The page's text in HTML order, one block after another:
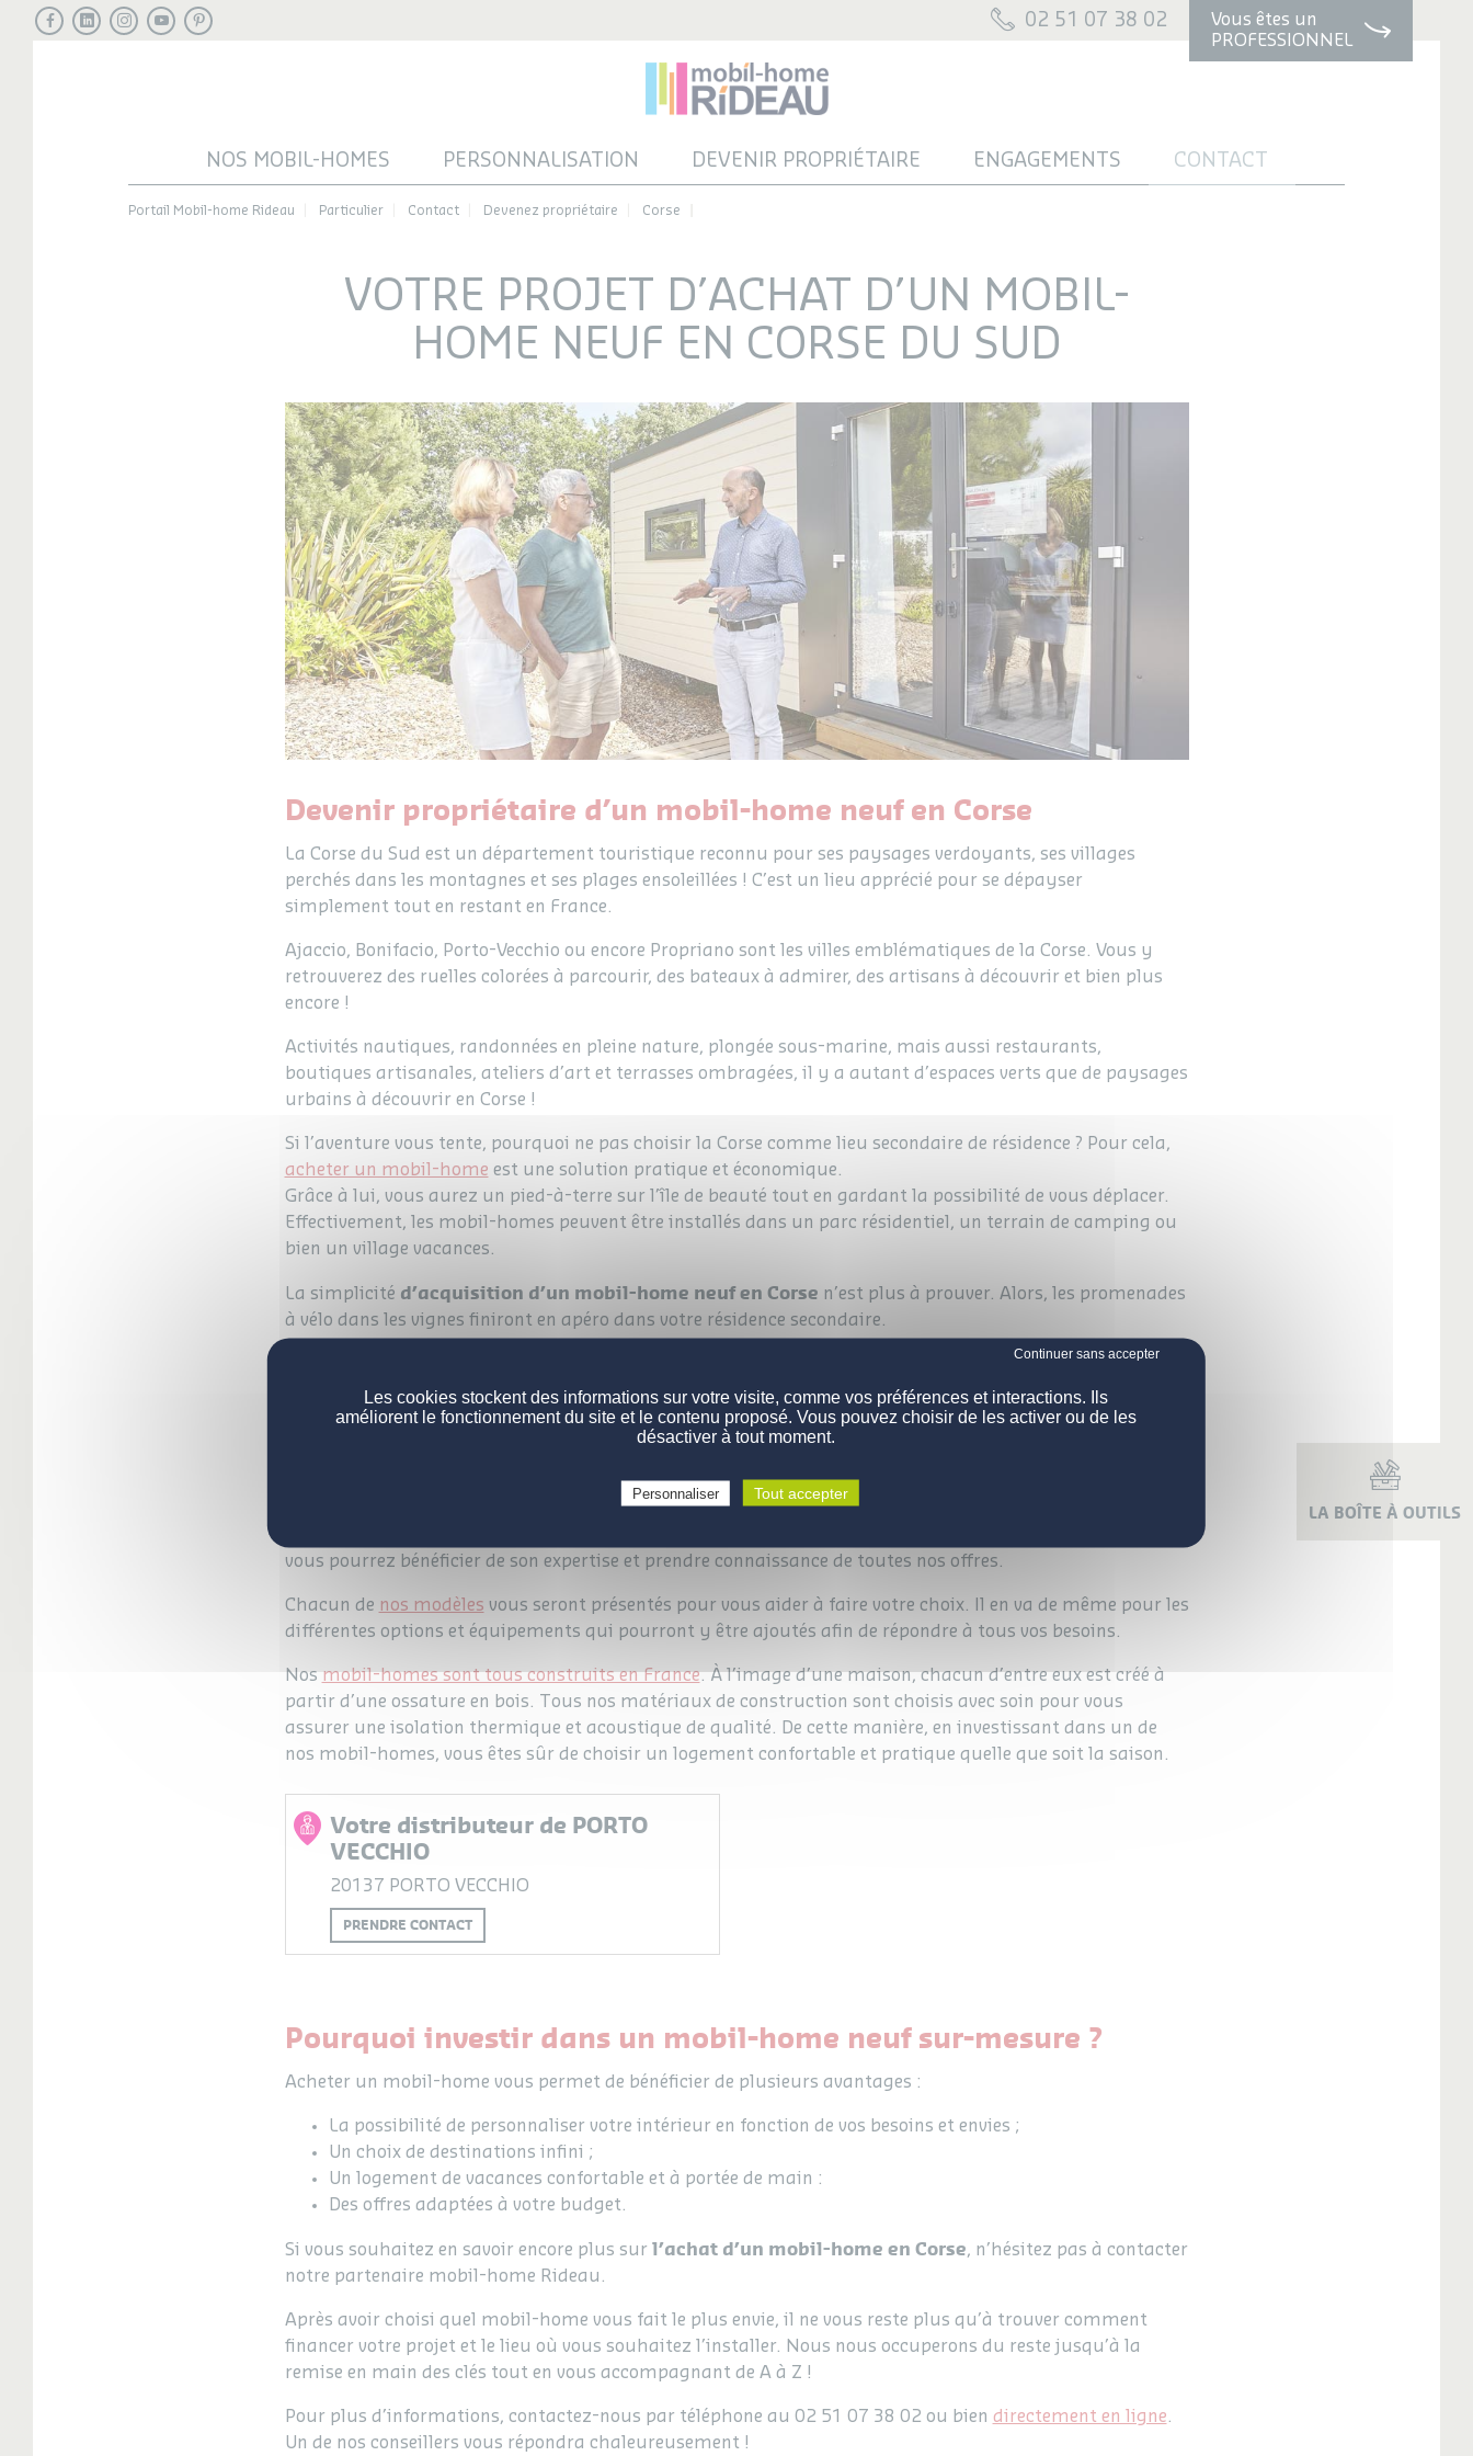
Facebook
LinkedInInstagram
YoutubePinterest
02 51 07 38 02
Vous êtes un
PROFESSIONNEL
NOS MOBIL-HOMES PERSONNALISATION DEVENIR PROPRIÉTAIRE ENGAGEMENTS CONTACT
LA BOÎTE À OUTILS
Portail Mobil-home Rideau Particulier Contact Devenez propriétaire Corse
VOTRE PROJET D’ACHAT D’UN MOBIL-
HOME NEUF EN CORSE DU SUD
Devenir propriétaire d’un mobil-home neuf en Corse
La Corse du Sud est un département touristique reconnu pour ses paysages verdoyants, ses villages
perchés dans les montagnes et ses plages ensoleillées ! C’est un lieu apprécié pour se dépayser
simplement tout en restant en France.
Ajaccio, Bonifacio, Porto-Vecchio ou encore Propriano sont les villes emblématiques de la Corse. Vous y
retrouverez des ruelles colorées à parcourir, des bateaux à admirer, des artisans à découvrir et bien plus
encore !
Activités nautiques, randonnées en pleine nature, plongée sous-marine, mais aussi restaurants,
boutiques artisanales, ateliers d’art et terrasses ombragées, il y a autant d’espaces verts que de paysages
urbains à découvrir en Corse !
Si l’aventure vous tente, pourquoi ne pas choisir la Corse comme lieu secondaire de résidence ? Pour cela,
acheter un mobil-home est une solution pratique et économique.
Grâce à lui, vous aurez un pied-à-terre sur l’île de beauté tout en gardant la possibilité de vous déplacer.
Effectivement, les mobil-homes peuvent être installés dans un parc résidentiel, un terrain de camping ou
bien un village vacances.
La simplicité d’acquisition d’un mobil-home neuf en Corse n’est plus à prouver. Alors, les promenades
à vélo dans les vignes finiront en apéro dans votre résidence secondaire.
Acheter un mobil-home neuf en Corse
Venez à la rencontre de notre revendeur mobil-home Rideau en Corse
Pour en savoir davantage sur nos services, vous pouvez contacter notre
situé à Porto-Vecchio en Corse du Sud. Il pourra vous conseiller sur l’achat de votre futur mobil-
vous pourrez bénéficier de son expertise et prendre connaissance de toutes nos offres.
Chacun de nos modèles vous seront présentés pour vous aider à faire votre choix. Il en va de même pour les
différentes options et équipements qui pourront y être ajoutés afin de répondre à tous vos besoins.
Nos mobil-homes sont tous construits en France. À l’image d’une maison, chacun d’entre eux est créé à
partir d’une ossature en bois. Tous nos matériaux de construction sont choisis avec soin pour vous
assurer une isolation thermique et acoustique de qualité. De cette manière, en investissant dans un de
nos mobil-homes, vous êtes sûr de choisir un logement confortable et pratique quelle que soit la saison.
Votre distributeur de PORTO
VECCHIO
20137 PORTO VECCHIO
PRENDRE CONTACT
Pourquoi investir dans un mobil-home neuf sur-mesure ?
Acheter un mobil-home vous permet de bénéficier de plusieurs avantages :
La possibilité de personnaliser votre intérieur en fonction de vos besoins et envies ;
Un choix de destinations infini ;
Un logement de vacances confortable et à portée de main :
Des offres adaptées à votre budget.
Si vous souhaitez en savoir encore plus sur l’achat d’un mobil-home en Corse, n’hésitez pas à contacter
notre partenaire mobil-home Rideau.
Après avoir choisi quel mobil-home vous fait le plus envie, il ne vous reste plus qu’à trouver comment
financer votre projet et le lieu où vous souhaitez l’installer. Nous nous occuperons du reste jusqu’à la
remise en main des clés tout en vous accompagnant de A à Z !
Pour plus d’informations, contactez-nous par téléphone au 02 51 07 38 02 ou bien directement en ligne.
Un de nos conseillers vous répondra chaleureusement !
Les cookies stockent des informations sur votre visite, comme vos préférences et interactions. Ils
améliorent le fonctionnement du site et le contenu proposé. Vous pouvez choisir de les activer ou de les
désactiver à tout moment.
Tout accepter
Personnaliser